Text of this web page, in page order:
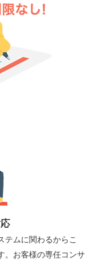
テムに関わるからこ
。お客様の専任コンサ